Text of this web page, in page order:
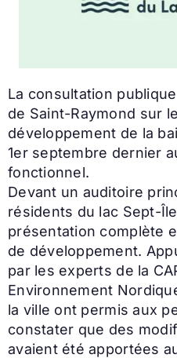
La consultation
de Saint-Raymond sur
développement de la
1er septembre dernier
fonctionnel.
Devant un auditoire
résidents du lac Sept-
présentation complète
de développement.
par les experts de la
Environnement
la ville ont permis aux
constater que des
avaient été apportées